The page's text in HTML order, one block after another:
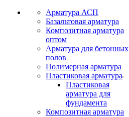
Арматура АСП
Базальтовая арматура
Композитная арматура
оптом
Арматура для бетонных
полов
Полимерная арматура
Пластиковая арматура
Пластиковая
арматура для
фундамента
Композитная арматура